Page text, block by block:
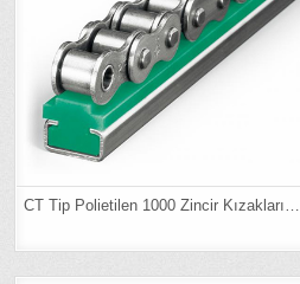
CT Tip Polietilen 1000 Zincir Kızakları…